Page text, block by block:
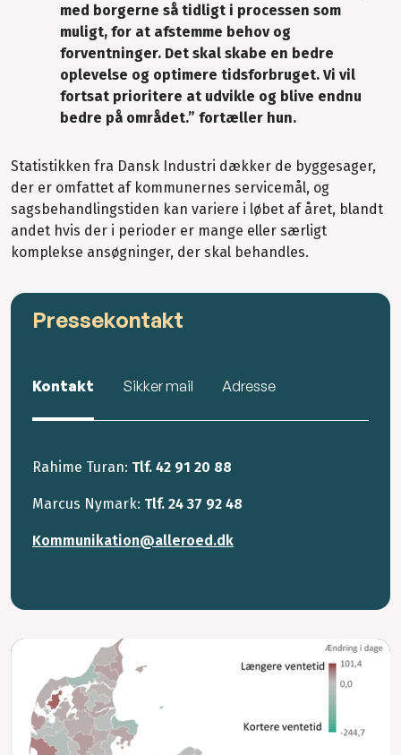
med borgerne så tidligt i processen som
muligt, for at afstemme behov og
forventninger. Det skal skabe en bedre
oplevelse og optimere tidsforbruget. Vi vil
fortsat prioritere at udvikle og blive endnu
bedre på området.” fortæller hun.
Statistikken fra Dansk Industri dækker de byggesager,
der er omfattet af kommunernes servicemål, og
sagsbehandlingstiden kan variere i løbet af året, blandt
andet hvis der i perioder er mange eller særligt
komplekse ansøgninger, der skal behandles.
Pressekontakt
Kontakt Sikker mail Adresse
Rahime Turan: Tlf. 42 91 20 88
Marcus Nymark: Tlf. 24 37 92 48
Kommunikation@alleroed.dk